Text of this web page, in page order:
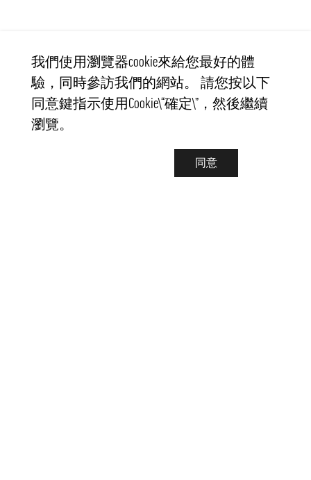
我們使用瀏覽器cookie來給您最好的體
驗，同時參訪我們的網站。 請您按以下
同意鍵指示使用Cookie\“確定\”，然後繼續
瀏覽。
同意